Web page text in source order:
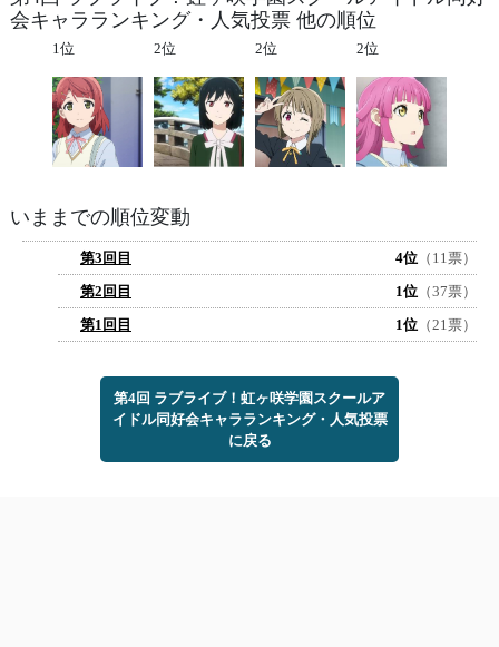
会キャラランキング・人気投票 他の順位
1位 2位 2位 2位
いままでの順位変動
第3回目 4位 （11票）
第2回目
1位 （37票）
第1回目
1位 （21票）
第4回 ラブライブ！虹ヶ咲学園スクールア
イドル同好会キャラランキング・人気投票
に戻る